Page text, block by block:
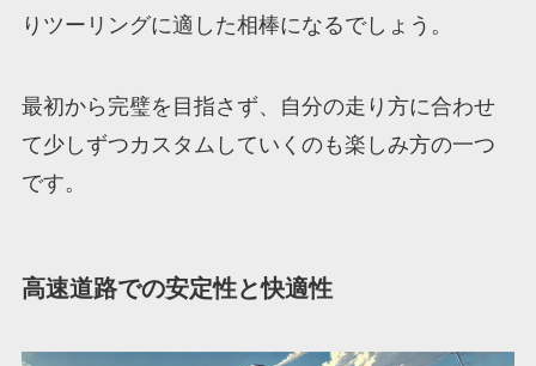
りツーリングに適した相棒になるでしょう。
最初から完璧を目指さず、自分の走り方に合わせ
て少しずつカスタムしていくのも楽しみ方の一つ
です。
高速道路での安定性と快適性